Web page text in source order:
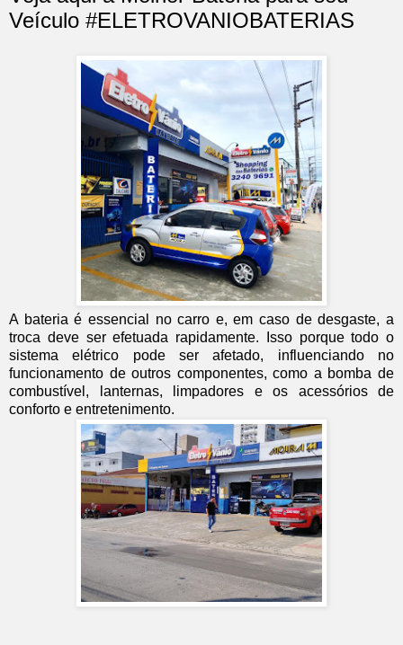
Veículo #ELETROVANIOBATERIAS
A bateria é essencial no carro e, em caso de desgaste, a
troca deve ser efetuada rapidamente. Isso porque todo o
sistema elétrico pode ser afetado, influenciando no
funcionamento de outros componentes, como a bomba de
combustível, lanternas, limpadores e os acessórios de
conforto e entretenimento.